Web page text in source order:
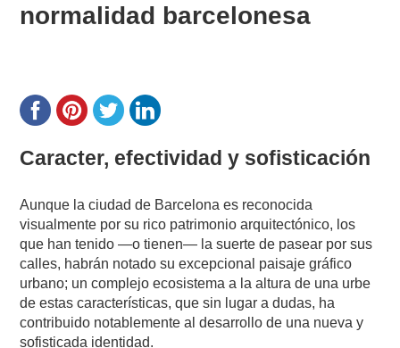
normalidad barcelonesa
Caracter, efectividad y sofisticación
Aunque la ciudad de Barcelona es reconocida
visualmente por su rico patrimonio arquitectónico, los
que han tenido —o tienen— la suerte de pasear por sus
calles, habrán notado su excepcional paisaje gráfico
urbano; un complejo ecosistema a la altura de una urbe
de estas características, que sin lugar a dudas, ha
contribuido notablemente al desarrollo de una nueva y
sofisticada identidad.